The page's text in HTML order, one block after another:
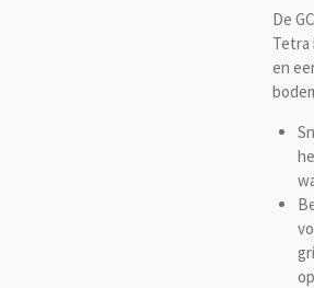
De
Tetra
en